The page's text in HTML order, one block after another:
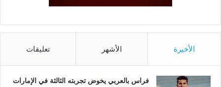
الأخيرة الأشهر تعليقات
فراس بالعربي يخوض تجربته الثالثة في الإمارات